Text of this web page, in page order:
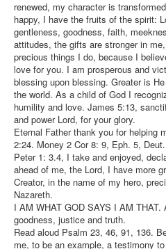
renewed, my character is
happy, I have the fruits of the spirit:
gentleness, goodness, faith,
attitudes, the gifts are stronger in
precious things I do, because I
love for you. I am prosperous and
blessing upon blessing. Greater is
the world. As a child of God I
humility and love. James 5:13,
and power Lord, for your glory.
Eternal Father thank you for helping
2:24. Money 2 Cor 8: 9, Eph. 5,
Peter 1: 3.4, I take and enjoyed,
ahead of me, the Lord, I have more
Creator, in the name of my hero,
Nazareth.
I AM WHAT GOD SAYS I AM
goodness, justice and truth.
Read aloud Psalm 23, 46, 91, 136.
me, to be an example, a testimony